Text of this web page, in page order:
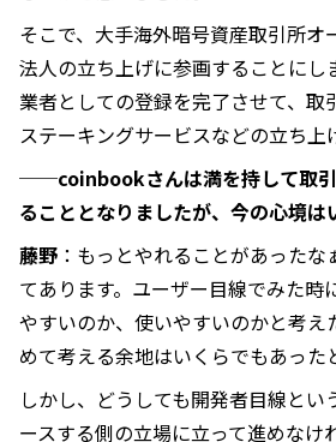
そこで、大手海外暗号資産取引所オ
法人の立ち上げに参画することにし
業者としての登録を完了させて、取
ステーキングサービスなどの立ち上
──coinbookさんは満を持して取引
ることとなりましたが、今の心境は
藤野 ：もっとやれることがあった
てあります。ユーザー目線でみた時
やすいのか、使いやすいのかと考え
めて考える余地はいくらでもあった
しかし、どうしても開発者目線とい
ースする側の立場に立って進めなけ